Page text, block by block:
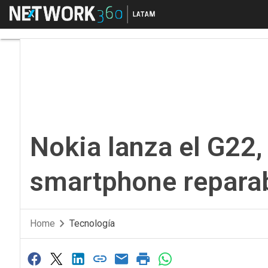
Menú
Nokia lanza el
smartphone
Home Tecnología